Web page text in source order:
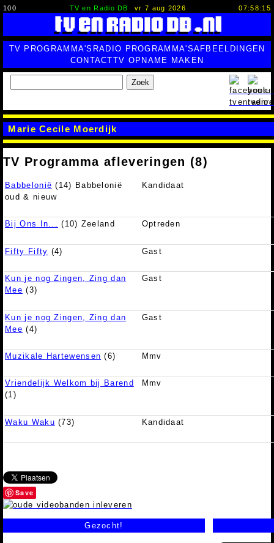
100 TV en Radio DB vr 7 aug 2026 07:58:16
TV PROGRAMMA'S RADIO PROGRAMMA'SAFBEELDINGEN
CONTACTTV OPNAME MAKEN
Zoek
Marie Cecile Moerdijk
TV Programma afleveringen (8)
Babbelonië (14) Babbelonië
oud & nieuw
Kandidaat
Bij Ons In... (10) Zeeland Optreden
Fifty Fifty (4) Gast
Kun je nog Zingen, Zing dan
Mee (3)
Gast
Kun je nog Zingen, Zing dan
Mee (4)
Gast
Muzikale Hartewensen (6) Mmv
Vriendelijk Welkom bij Barend
(1)
Mmv
Waku Waku (73) Kandidaat
Save
Gezocht!